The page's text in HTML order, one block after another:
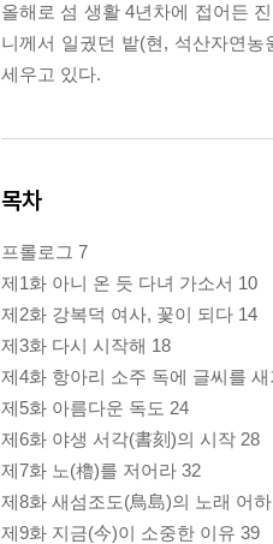
올해로 섬 생활 4년차에 접어든
니께서 일궜던 밭(현, 석산자연
세우고 있다.
목차
프롤로그 7
제1화 아니 온 듯 다녀 가소서 10
제2화 강복덕 여사, 꽃이 되다 14
제3화 다시 시작해 18
제4화 항아리 소주 독에 글씨를 새
제5화 아름다운 독도 24
제6화 야생 서각(書刻)의 시작 28
제7화 노(櫓)를 저어라 32
제8화 새섬조도(鳥島)의 노래 어
제9화 지금(今)이 소중한 이유 39